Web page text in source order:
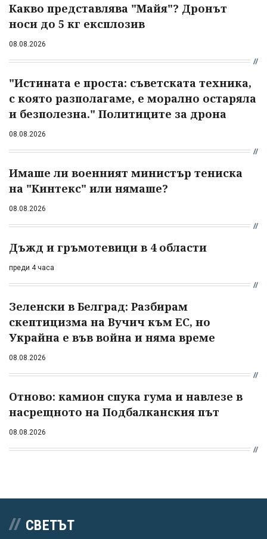
Какво представлява "Майя"? Дронът
носи до 5 кг експлозив
08.08.2026
"Истината е проста: съветската техника,
с която разполагаме, е морално остаряла
и безполезна." Политиците за дрона
08.08.2026
Имаше ли военният министър тениска
на "Кинтекс" или нямаше?
08.08.2026
Дъжд и гръмотевици в 4 области
преди 4 часа
Зеленски в Белград: Разбирам
скептицизма на Вучич към ЕС, но
Украйна е във война и няма време
08.08.2026
Отново: камион спука гума и навлезе в
насрещното на Подбалканския път
08.08.2026
СВЕТЪТ